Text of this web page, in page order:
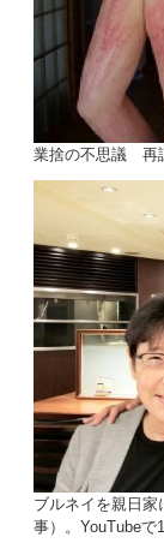
業捨の不思議 再
ブルネイを親日
事）。YouTubeで